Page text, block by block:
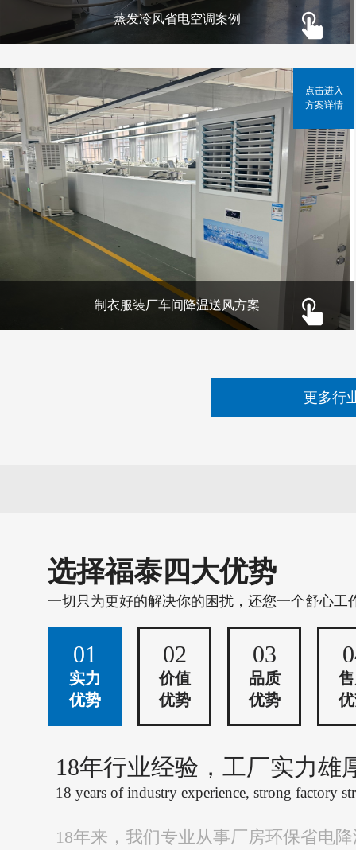
蒸发冷风省电空调案例
制衣服装厂车间降温送风方案
点击进入
方案详情
更多行
选择福泰四大优势
一切只为更好的解决你的困扰，还您一个舒心工
01
实力
优势
02
价值
优势
03
品质
优势
18年行业经验，工厂实力雄
18 years of industry experience, strong factory
18年来，我们专业从事厂房环保省电